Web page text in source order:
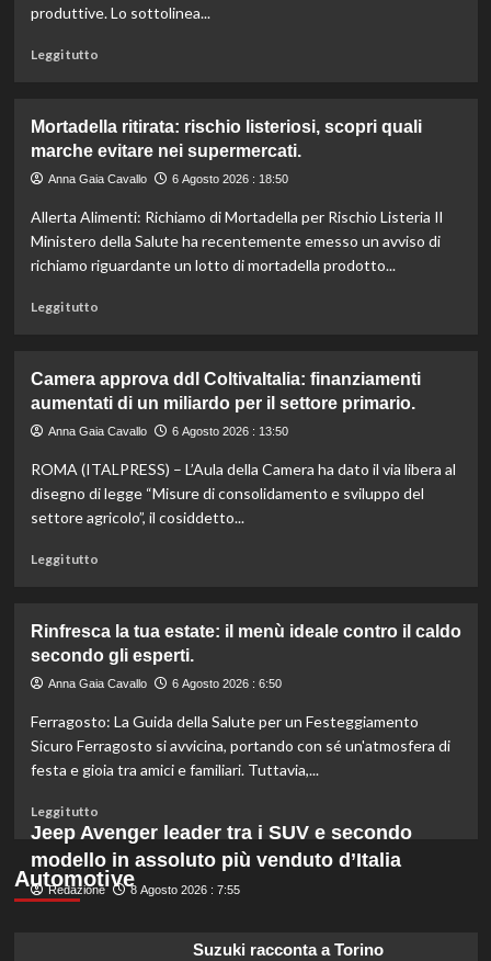
per
produttive. Lo sottolinea...
Leggi tuttoLeggi
Il
cavallo:
una
indispensabile
per
l’agricoltura
Mortadella ritirata: rischio listeriosi, scopri quali
marche evitare nei supermercati.
Anna Gaia Cavallo 6 Agosto 2026 : 18:50
Allerta Alimenti: Richiamo di Mortadella per Rischio Listeria Il
Ministero della Salute ha recentemente emesso un avviso di
richiamo riguardante un lotto di mortadella prodotto...
Leggi tuttoLeggi
Mortadella
ritirata:
rischio
scopri
quali
marche
Camera approva ddl ColtivaItalia: finanziamenti
aumentati di un miliardo per il settore primario.
Anna Gaia Cavallo 6 Agosto 2026 : 13:50
ROMA (ITALPRESS) – L’Aula della Camera ha dato il via libera al
disegno di legge “Misure di consolidamento e sviluppo del
settore agricolo”, il cosiddetto...
Leggi tuttoLeggi
Camera
approva
ddl
finanziamenti
aumentati
di
per
settore
primario.
Rinfresca la tua estate: il menù ideale contro il caldo
secondo gli esperti.
Anna Gaia Cavallo 6 Agosto 2026 : 6:50
Ferragosto: La Guida della Salute per un Festeggiamento
Sicuro Ferragosto si avvicina, portando con sé un'atmosfera di
festa e gioia tra amici e familiari. Tuttavia,...
Leggi tuttoLeggi
di
più
su
Rinfresca
Automotive
Jeep Avenger leader tra i SUV e secondo
modello in assoluto più venduto d’Italia
Redazione 8 Agosto 2026 : 7:55
Suzuki racconta a Torino